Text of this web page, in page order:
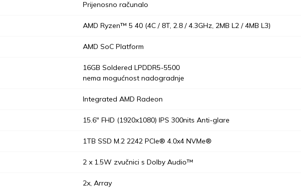
Prijenosno računalo
AMD Ryzen™ 5 40 (4C / 8T, 2.8 / 4.3GHz, 2MB L2 / 4MB L3)
AMD SoC Platform
16GB Soldered LPDDR5-5500
nema mogućnost nadogradnje
Integrated AMD Radeon
15.6" FHD (1920x1080) IPS 300nits Anti-glare
1TB SSD M.2 2242 PCIe® 4.0x4 NVMe®
2 x 1.5W zvučnici s Dolby Audio™
2x, Array